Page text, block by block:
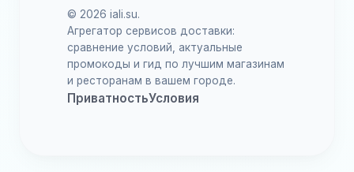
© 2026 iali.su.
Агрегатор сервисов доставки:
сравнение условий, актуальные
промокоды и гид по лучшим магазинам
и ресторанам в вашем городе.
ПриватностьУсловия